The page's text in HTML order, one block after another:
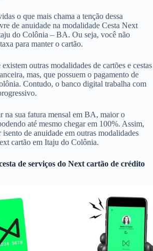
o que mais chama a tenção dessa
de anuidade na modalidade Cesta Next
do Colônia – BA. Ou seja, você não
para manter o cartão.
outras modalidades de cartões e cestas
mas, que possuem o pagamento de
Contudo, o banco digital trabalha com
na sua fatura mensal em BA, maior o
até mesmo chegar em 100%. Assim,
de anuidade em outras modalidades
cartão em Itaju do Colônia.
de serviços do Next cartão de crédito